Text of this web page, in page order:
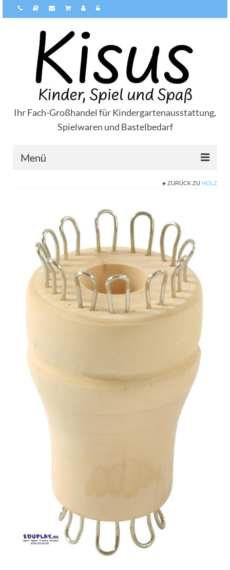
Ihr Fach-Großhandel für Kindergartenausstattung,
Spielwaren und Bastelbedarf
Menü
Versandarten
Kisus Katalog anfordern
Newsletter
Kontakt
Log In / Mein Konto
ZURÜCK ZU HOLZ